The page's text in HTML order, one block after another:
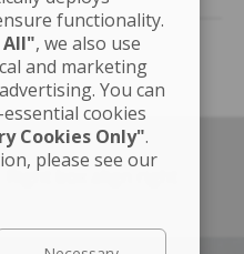
Right box align right
functionality.
All", we also use
and marketing
You can
cookies
Cookies Only".
please see our